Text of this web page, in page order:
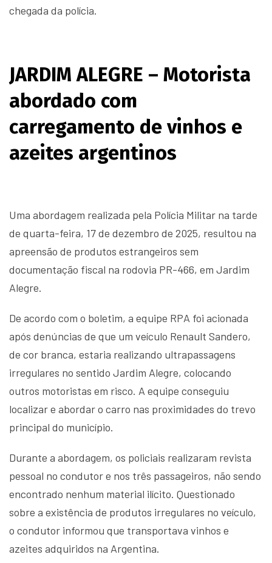
chegada da polícia.
JARDIM ALEGRE – Motorista
abordado com
carregamento de vinhos e
azeites argentinos
Uma abordagem realizada pela Polícia Militar na tarde
de quarta-feira, 17 de dezembro de 2025, resultou na
apreensão de produtos estrangeiros sem
documentação fiscal na rodovia PR-466, em Jardim
Alegre.
De acordo com o boletim, a equipe RPA foi acionada
após denúncias de que um veículo Renault Sandero,
de cor branca, estaria realizando ultrapassagens
irregulares no sentido Jardim Alegre, colocando
outros motoristas em risco. A equipe conseguiu
localizar e abordar o carro nas proximidades do trevo
principal do município.
Durante a abordagem, os policiais realizaram revista
pessoal no condutor e nos três passageiros, não sendo
encontrado nenhum material ilícito. Questionado
sobre a existência de produtos irregulares no veículo,
o condutor informou que transportava vinhos e
azeites adquiridos na Argentina.